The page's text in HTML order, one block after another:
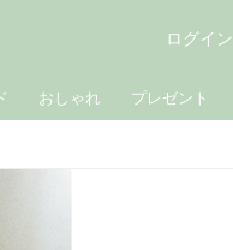
おしゃれ プレゼント
ログイン